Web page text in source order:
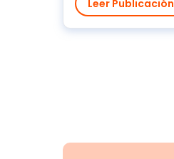
Leer Publicación